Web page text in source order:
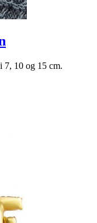
7, 10 og 15 cm.